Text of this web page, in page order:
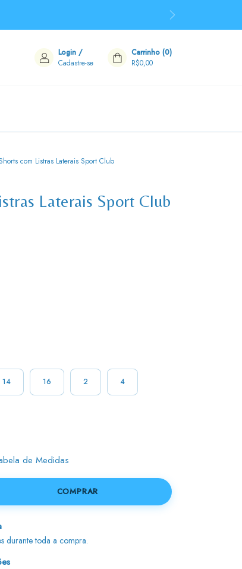
Login /
Cadastre-se
Carrinho (0)
R$0,00
com Listras Laterais Sport Club
Laterais Sport Club
14 16 2 4
de Medidas
durante toda a compra.